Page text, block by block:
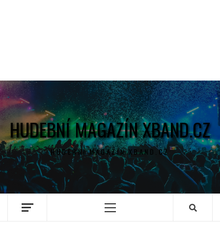
HUDEBNÍ MAGAZÍN XBAND.CZ
HUDEBNÍ MAGAZÍN XBAND.CZ
Primary